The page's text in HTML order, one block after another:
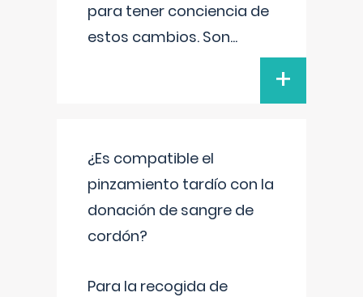
para tener conciencia de
estos cambios. Son...
+
¿Es compatible el
pinzamiento tardío con la
donación de sangre de
cordón?
Para la recogida de